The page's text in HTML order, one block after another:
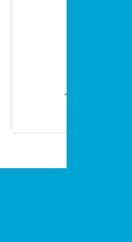
1985 РУБ